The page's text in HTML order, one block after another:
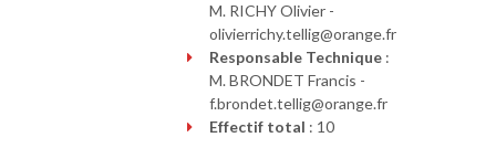
M. RICHY Olivier -
olivierrichy.tellig@orange.fr
Responsable Technique:
M. BRONDET Francis -
f.brondet.tellig@orange.fr
Effectif total : 10